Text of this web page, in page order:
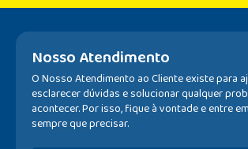
Nosso Atendimento
O Nosso Atendimento ao Cliente existe para
esclarecer dúvidas e solucionar qualquer
acontecer. Por isso, fique à vontade e entre
sempre que precisar.